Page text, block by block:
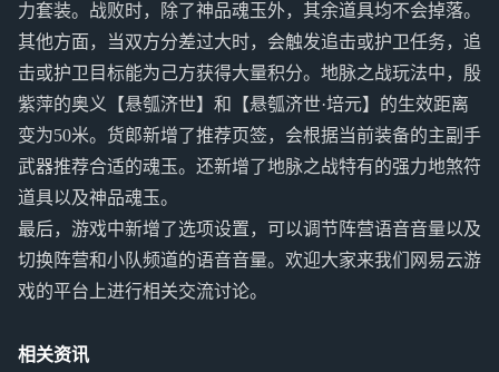
力套装。战败时，除了神品魂玉外，其余道具均不会掉落。
其他方面，当双方分差过大时，会触发追击或护卫任务，追
击或护卫目标能为己方获得大量积分。地脉之战玩法中，殷
紫萍的奥义【悬瓠济世】和【悬瓠济世·培元】的生效距离
变为50米。货郎新增了推荐页签，会根据当前装备的主副手
武器推荐合适的魂玉。还新增了地脉之战特有的强力地煞符
道具以及神品魂玉。
最后，游戏中新增了选项设置，可以调节阵营语音音量以及
切换阵营和小队频道的语音音量。欢迎大家来我们网易云游
戏的平台上进行相关交流讨论。
相关资讯